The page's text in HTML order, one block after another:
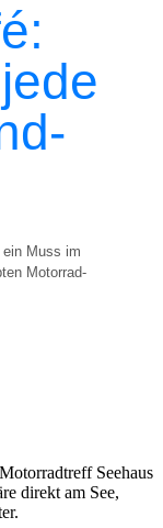
Muss im
Motorrad-